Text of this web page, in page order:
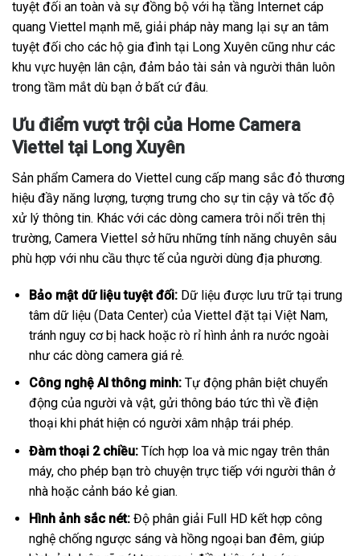
tuyệt đối an toàn và sự đồng bộ với hạ tầng Internet cáp
quang Viettel mạnh mẽ, giải pháp này mang lại sự an tâm
tuyệt đối cho các hộ gia đình tại Long Xuyên cũng như các
khu vực huyện lân cận, đảm bảo tài sản và người thân luôn
trong tầm mắt dù bạn ở bất cứ đâu.
Ưu điểm vượt trội của Home Camera
Viettel tại Long Xuyên
Sản phẩm Camera do Viettel cung cấp mang sắc đỏ thương
hiệu đầy năng lượng, tượng trưng cho sự tin cậy và tốc độ
xử lý thông tin. Khác với các dòng camera trôi nổi trên thị
trường, Camera Viettel sở hữu những tính năng chuyên sâu
phù hợp với nhu cầu thực tế của người dùng địa phương.
Bảo mật dữ liệu tuyệt đối:Dữ liệu được lưu trữ tại trung
tâm dữ liệu (Data Center) của Viettel đặt tại Việt Nam,
tránh nguy cơ bị hack hoặc rò rỉ hình ảnh ra nước ngoài
như các dòng camera giá rẻ.
Công nghệ AI thông minh:Tự động phân biệt chuyển
động của người và vật, gửi thông báo tức thì về điện
thoại khi phát hiện có người xâm nhập trái phép.
Đàm thoại 2 chiều:Tích hợp loa và mic ngay trên thân
máy, cho phép bạn trò chuyện trực tiếp với người thân ở
nhà hoặc cảnh báo kẻ gian.
Hình ảnh sắc nét:Độ phân giải Full HD kết hợp công
nghệ chống ngược sáng và hồng ngoại ban đêm, giúp